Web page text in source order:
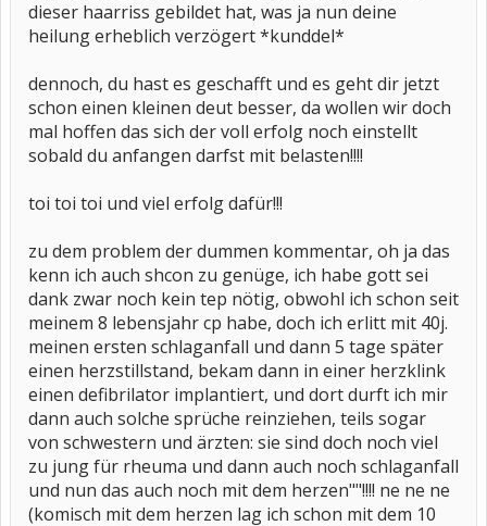
dieser haarriss gebildet hat, was ja nun deine
heilung erheblich verzögert *kunddel*
dennoch, du hast es geschafft und es geht dir jetzt
schon einen kleinen deut besser, da wollen wir doch
mal hoffen das sich der voll erfolg noch einstellt
sobald du anfangen darfst mit belasten!!!!
toi toi toi und viel erfolg dafür!!!
zu dem problem der dummen kommentar, oh ja das
kenn ich auch shcon zu genüge, ich habe gott sei
dank zwar noch kein tep nötig, obwohl ich schon seit
meinem 8 lebensjahr cp habe, doch ich erlitt mit 40j.
meinen ersten schlaganfall und dann 5 tage später
einen herzstillstand, bekam dann in einer herzklink
einen defibrilator implantiert, und dort durft ich mir
dann auch solche sprüche reinziehen, teils sogar
von schwestern und ärzten: sie sind doch noch viel
zu jung für rheuma und dann auch noch schlaganfall
und nun das auch noch mit dem herzen""!!!! ne ne ne
(komisch mit dem herzen lag ich schon mit dem 10